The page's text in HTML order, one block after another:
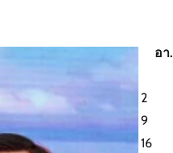
อา.
2
9
16